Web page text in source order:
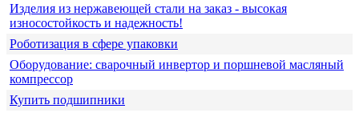
Изделия из нержавеющей стали на заказ - высокая
износостойкость и надежность!
Роботизация в сфере упаковки
Оборудование: сварочный инвертор и поршневой масляный
компрессор
Купить подшипники